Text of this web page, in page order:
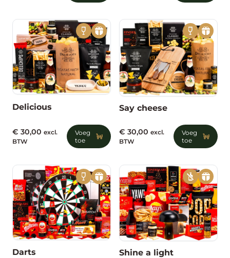
Delicious
Voeg
toe
€ 30,00 excl.
BTW
Say cheese
Voeg
toe
€ 30,00 excl.
BTW
Darts Shine a light